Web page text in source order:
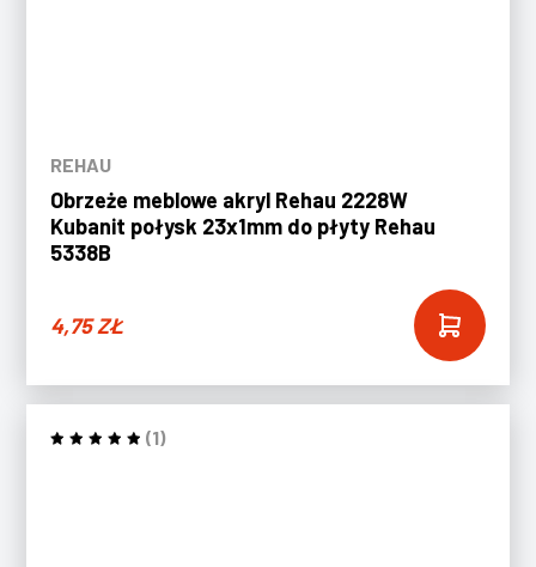
REHAU
Obrzeże meblowe akryl Rehau 2228W
Kubanit połysk 23x1mm do płyty Rehau
5338B
4,75ZŁ
(1)